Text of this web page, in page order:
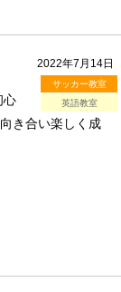
2022年7月14日
サッカー教室
英語教室
心
き合い楽しく成